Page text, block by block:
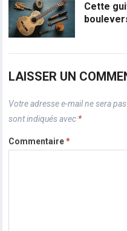
Cette
LAISSER UN
Votre adresse e-mail ne sera pas
sont indiqués avec *
Commentaire*